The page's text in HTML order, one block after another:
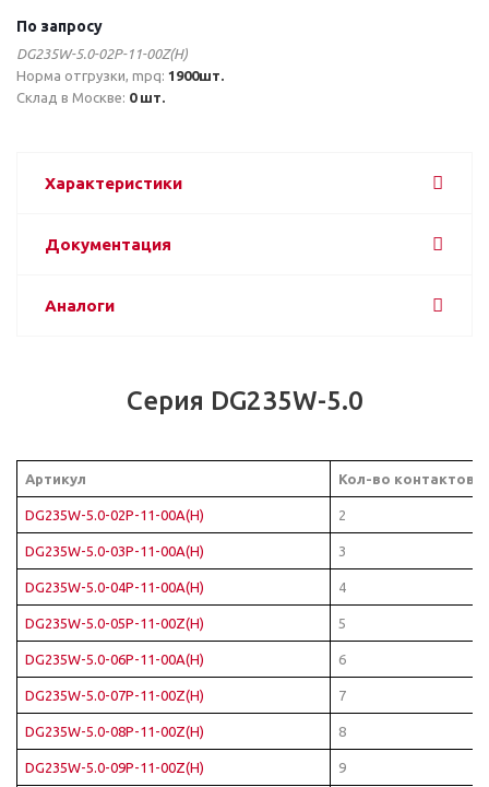
По запросу
DG235W-5.0-02P-11-00Z(H)
Норма отгрузки, mpq: 1900шт.
Склад в Москве: 0 шт.
Характеристики
Документация
Аналоги
Серия DG235W-5.0
Артикул Кол-во контактов
DG235W-5.0-02P-11-00A(H) 2
DG235W-5.0-03P-11-00A(H) 3
DG235W-5.0-04P-11-00A(H) 4
DG235W-5.0-05P-11-00Z(H) 5
DG235W-5.0-06P-11-00A(H) 6
DG235W-5.0-07P-11-00Z(H) 7
DG235W-5.0-08P-11-00Z(H) 8
DG235W-5.0-09P-11-00Z(H) 9